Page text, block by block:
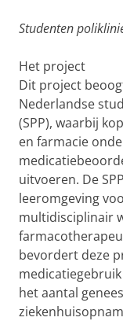
Studenten
Het project
Dit project
Nederlandse
(SPP), waarbij
en farmacie
uitvoeren. De
leeromgeving
multidisciplinair
bevordert deze
het aantal